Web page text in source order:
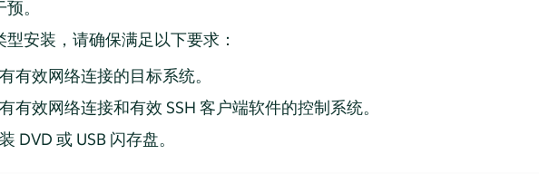
。
型安装，请确保满足以下要求：
有效网络连接的目标系统。
有效网络连接和有效 SSH 客户端软件的控制系统。
DVD 或 USB 闪存盘。